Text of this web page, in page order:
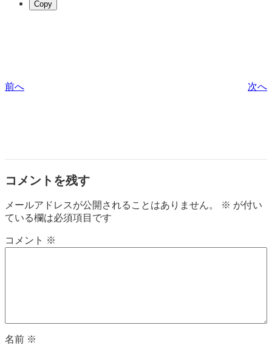
Copy
前へ 次へ
コメントを残す
メールアドレスが公開されることはありません。 ※ が付い
ている欄は必須項目です
コメント ※
名前 ※